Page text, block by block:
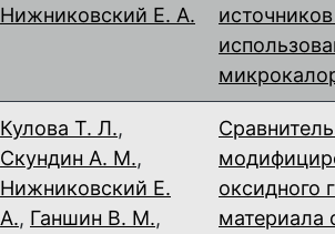
Нижниковский Е. А.
Кулова Т. Л.,
Скундин А. М.,
Нижниковский Е.
А., Ганшин В. М.,
оксидного
материала